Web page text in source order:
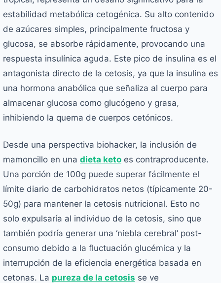
estabilidad metabólica cetogénica. Su alto contenido
de azúcares simples, principalmente fructosa y
glucosa, se absorbe rápidamente, provocando una
respuesta insulínica aguda. Este pico de insulina es el
antagonista directo de la cetosis, ya que la insulina es
una hormona anabólica que señaliza al cuerpo para
almacenar glucosa como glucógeno y grasa,
inhibiendo la quema de cuerpos cetónicos.
Desde una perspectiva biohacker, la inclusión de
mamoncillo en una dieta keto es contraproducente.
Una porción de 100g puede superar fácilmente el
límite diario de carbohidratos netos (típicamente 20-
50g) para mantener la cetosis nutricional. Esto no
solo expulsaría al individuo de la cetosis, sino que
también podría generar una ‘niebla cerebral’ post-
consumo debido a la fluctuación glucémica y la
interrupción de la eficiencia energética basada en
cetonas. La pureza de la cetosis se ve